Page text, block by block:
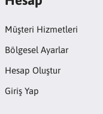
Müşteri Hizmetleri
Bölgesel Ayarlar
Hesap Oluştur
Giriş Yap